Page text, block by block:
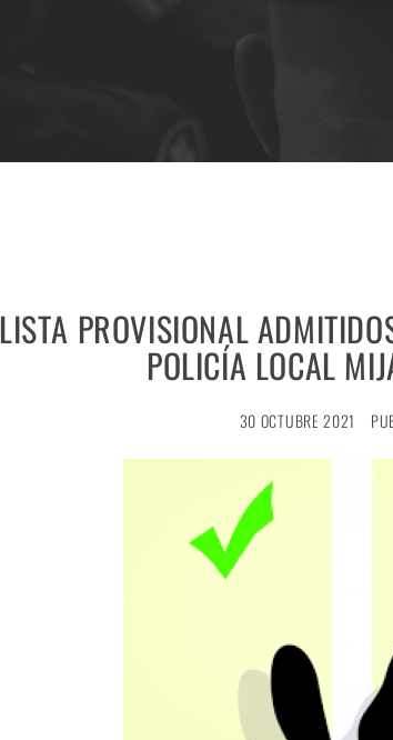
LISTA PROVISIONAL
POLICÍA LOCAL
30 OCTUBRE 2021